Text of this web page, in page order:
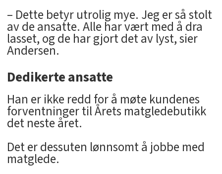
– Dette betyr utrolig mye. Jeg er så stolt
av de ansatte. Alle har vært med å dra
lasset, og de har gjort det av lyst, sier
Andersen.
Dedikerte ansatte
Han er ikke redd for å møte kundenes
forventninger til Årets matgledebutikk
det neste året.
Det er dessuten lønnsomt å jobbe med
matglede.